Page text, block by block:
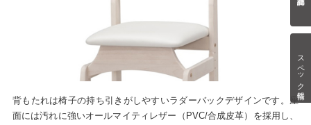
スペック情報
背もたれは椅子の持ち引きがしやすいラダーバックデザインです。座
面には汚れに強いオールマイティレザー（PVC/合成皮革）を採用し、